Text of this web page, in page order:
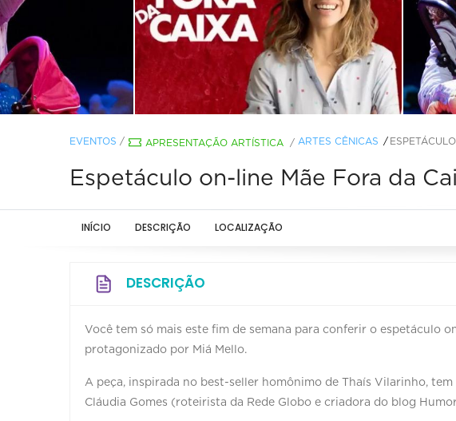
EVENTOS / APRESENTAÇÃO ARTÍSTICA / ARTES CÊNICAS
Espetáculo on-line Mãe Fora da
INÍCIO DESCRIÇÃO LOCALIZAÇÃO
DESCRIÇÃO
Você tem só mais este fim de semana para conferir o espetáculo
protagonizado por Miá Mello.
A peça, inspirada no best-seller homônimo de Thaís Vilarinho,
Cláudia Gomes (roteirista da Rede Globo e criadora do blog